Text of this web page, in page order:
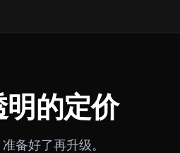
的定价
备好了再升级。